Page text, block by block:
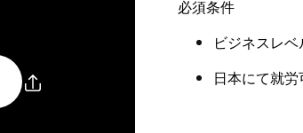
必須条件
ビジネスレ
日本にて就